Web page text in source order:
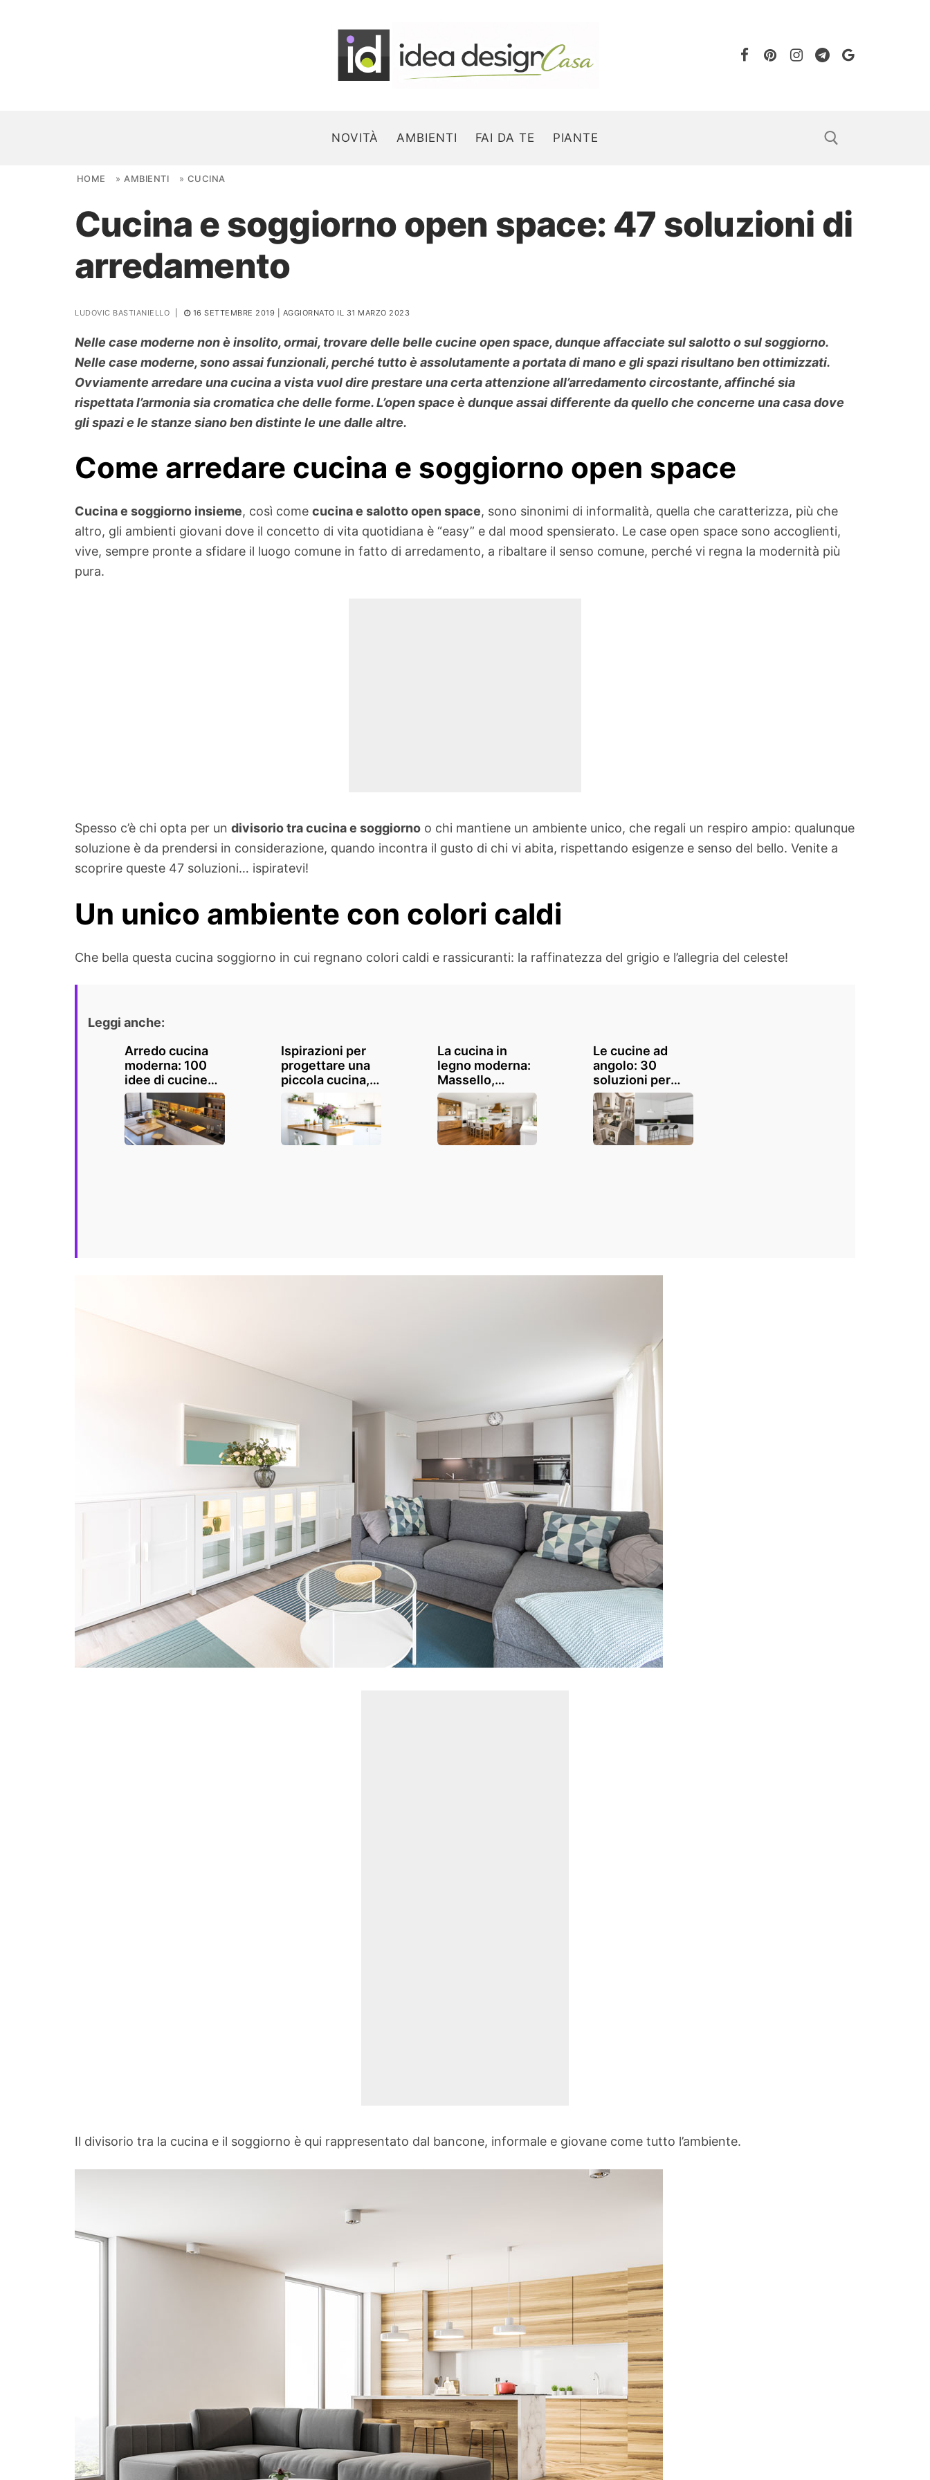
NOVITÀ AMBIENTI FAI DA TE PIANTE
Search for:
NOVITÀ
AMBIENTI
Ortaggio
Search for:
HOME » AMBIENTI » CUCINA
Cucina e soggiorno open space: 47 soluzioni di
arredamento
LUDOVIC BASTIANIELLO 16 SETTEMBRE 2019 | AGGIORNATO IL 31 MARZO 2023
Nelle case moderne non è insolito, ormai, trovare delle belle cucine open space, dunque affacciate sul salotto o sul soggiorno.
Nelle case moderne, sono assai funzionali, perché tutto è assolutamente a portata di mano e gli spazi risultano ben ottimizzati.
Ovviamente arredare una cucina a vista vuol dire prestare una certa attenzione all’arredamento circostante, affinché sia
rispettata l’armonia sia cromatica che delle forme. L’open space è dunque assai differente da quello che concerne una casa dove
gli spazi e le stanze siano ben distinte le une dalle altre.
Come arredare cucina e soggiorno open space
Cucina e soggiorno insieme, così come cucina e salotto open space, sono sinonimi di informalità, quella che caratterizza, più che
altro, gli ambienti giovani dove il concetto di vita quotidiana è “easy” e dal mood spensierato. Le case open space sono accoglienti,
vive, sempre pronte a sfidare il luogo comune in fatto di arredamento, a ribaltare il senso comune, perché vi regna la modernità più
pura.
Spesso c’è chi opta per un divisorio tra cucina e soggiorno o chi mantiene un ambiente unico, che regali un respiro ampio: qualunque
soluzione è da prendersi in considerazione, quando incontra il gusto di chi vi abita, rispettando esigenze e senso del bello. Venite a
scoprire queste 47 soluzioni… ispiratevi!
Un unico ambiente con colori caldi
Che bella questa cucina soggiorno in cui regnano colori caldi e rassicuranti: la raffinatezza del grigio e l’allegria del celeste!
Leggi anche:
Arredo cucina
moderna: 100
idee di cucine
contemporanee
per ispirarvi
Ispirazioni per
progettare una
piccola cucina,
bella e
funzionale
La cucina in
legno moderna:
Massello,
rovere, bianche
e legno e tante
altre
ispirazioni...
Le cucine ad
angolo: 30
soluzioni per
sfruttare al
meglio lo spazio
Il divisorio tra la cucina e il soggiorno è qui rappresentato dal bancone, informale e giovane come tutto l’ambiente.